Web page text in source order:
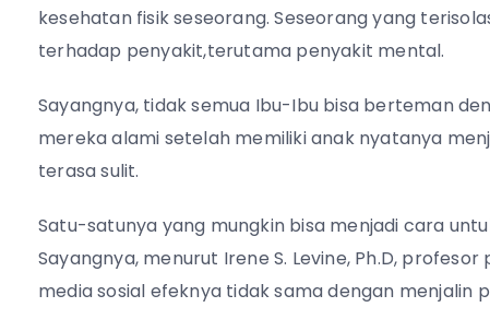
kesehatan fisik seseorang. Seseorang yang
terhadap penyakit,terutama penyakit mental.
Sayangnya, tidak semua Ibu-Ibu bisa berteman
mereka alami setelah memiliki anak nyatanya
terasa sulit.
Satu-satunya yang mungkin bisa menjadi cara
Sayangnya, menurut Irene S. Levine, Ph.D,
media sosial efeknya tidak sama dengan menjalin